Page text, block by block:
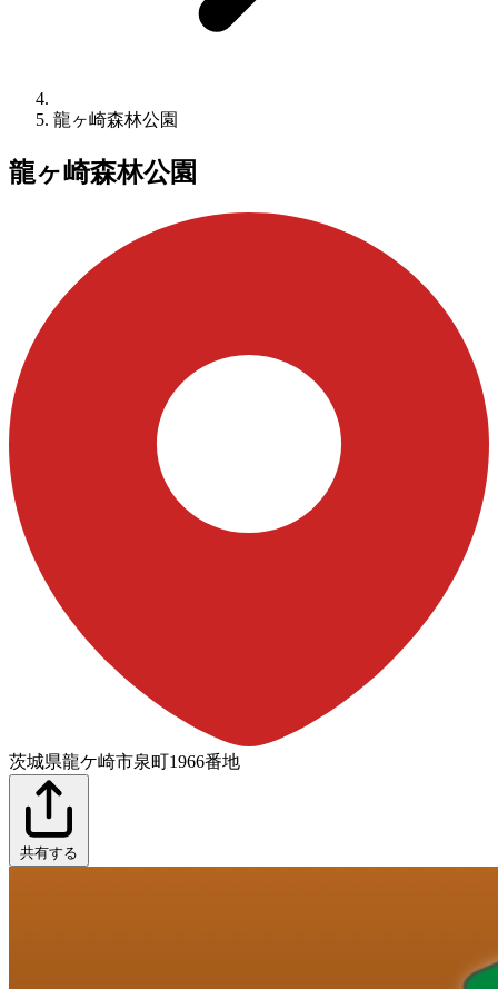
龍ヶ崎森林公園
龍ヶ崎森林公園
茨城県龍ケ崎市泉町1966番地
共有する